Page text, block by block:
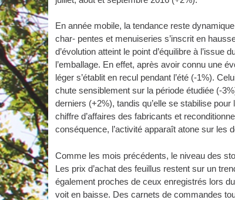
En année mobile, la tendance reste
char- pentes et menuiseries s’inscrit en
d’évolution atteint le point d’équilibre à
l’emballage. En effet, après avoir connu une
léger s’établit en recul pendant l’été (-1%).
chute sensiblement sur la période étudiée (-
derniers (+2%), tandis qu’elle se stabilise
chiffre d’affaires des fabricants et
conséquence, l’activité apparaît atone sur les
Comme les mois précédents, le niveau des
Les prix d’achat des feuillus restent sur un
également proches de ceux enregistrés lors
voit en baisse. Des carnets de commandes